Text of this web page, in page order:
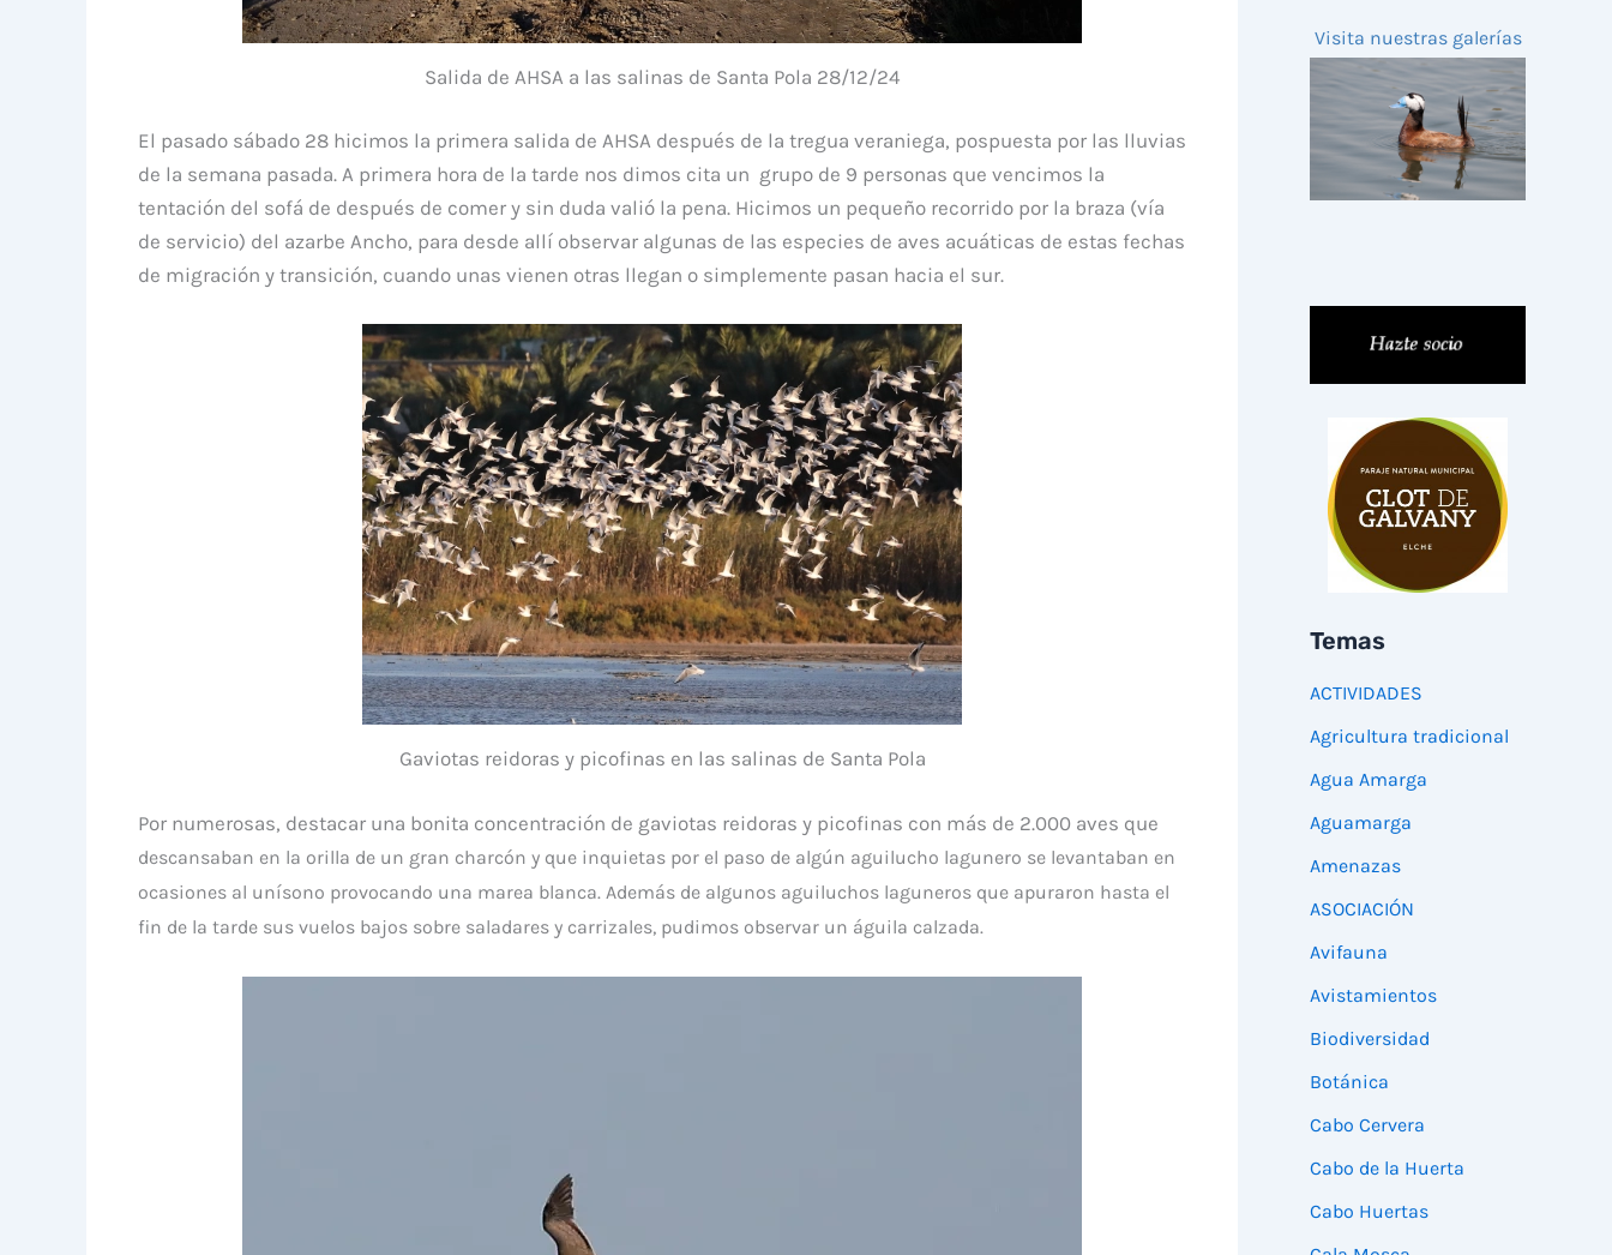
Salida de AHSA a las salinas de Santa Pola 28/12/24
El pasado sábado 28 hicimos la primera salida de AHSA después de la tregua veraniega, pospuesta por las lluvias
de la semana pasada. A primera hora de la tarde nos dimos cita un grupo de 9 personas que vencimos la
tentación del sofá de después de comer y sin duda valió la pena. Hicimos un pequeño recorrido por la braza (vía
de servicio) del azarbe Ancho, para desde allí observar algunas de las especies de aves acuáticas de estas fechas
de migración y transición, cuando unas vienen otras llegan o simplemente pasan hacia el sur.
Gaviotas reidoras y picofinas en las salinas de Santa Pola
Por numerosas, destacar una bonita concentración de gaviotas reidoras y picofinas con más de 2.000 aves que
descansaban en la orilla de un gran charcón y que inquietas por el paso de algún aguilucho lagunero se levantaban en
ocasiones al unísono provocando una marea blanca. Además de algunos aguiluchos laguneros que apuraron hasta el
fin de la tarde sus vuelos bajos sobre saladares y carrizales, pudimos observar un águila calzada.
Visita nuestras galerías
Temas
ACTIVIDADES
Agricultura tradicional
Agua Amarga
Aguamarga
Amenazas
ASOCIACIÓN
Avifauna
Avistamientos
Biodiversidad
Botánica
Cabo Cervera
Cabo de la Huerta
Cabo Huertas